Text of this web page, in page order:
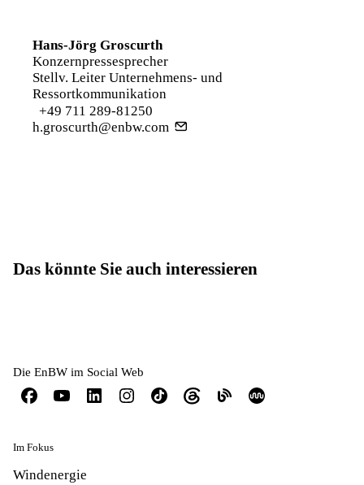
Hans-Jörg Groscurth
Konzernpressesprecher
Stellv. Leiter Unternehmens- und
Ressortkommunikation
+49 711 289-81250
h.groscurth@enbw.com
Das könnte Sie auch interessieren
Die EnBW im Social Web
Im Fokus
Windenergie